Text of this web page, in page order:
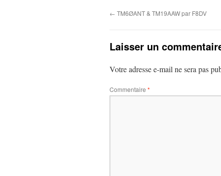
← TM6ØANT & TM19AAW par F8DV
Laisser un
Votre adresse e-mail ne sera pas
Commentaire *